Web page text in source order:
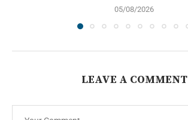
05/08/2026
LEAVE A COMMENT